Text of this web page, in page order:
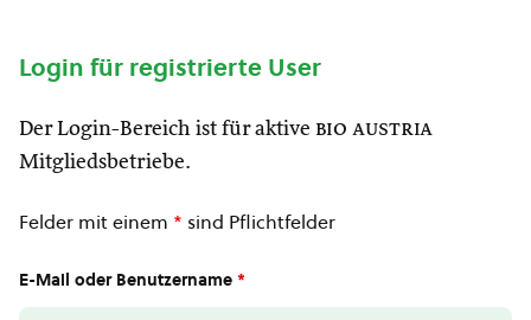
Login für registrierte User
Der Login-Bereich ist für aktive bio austria
Mitgliedsbetriebe.
Felder mit einem * sind Pflichtfelder
E-Mail oder Benutzername *